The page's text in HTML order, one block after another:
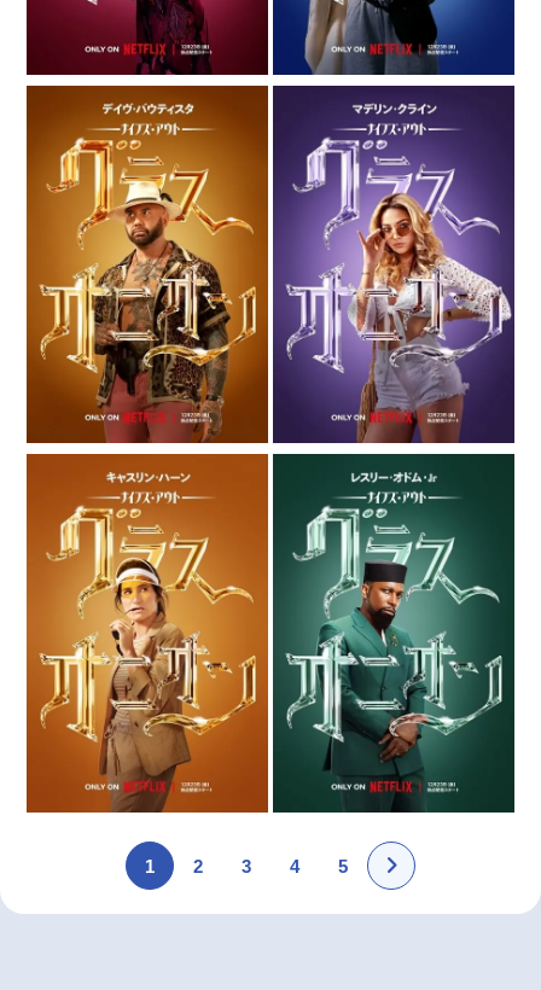
1 2 3 4 5